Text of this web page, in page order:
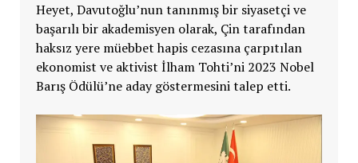
Heyet, Davutoğlu’nun tanınmış bir siyasetçi ve
başarılı bir akademisyen olarak, Çin tarafından
haksız yere müebbet hapis cezasına çarpıtılan
ekonomist ve aktivist İlham Tohti’ni 2023 Nobel
Barış Ödülü’ne aday göstermesini talep etti.